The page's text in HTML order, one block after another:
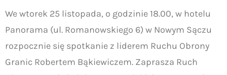
We wtorek 25 listopada, o godzinie 18.00, w hotelu
Panorama (ul. Romanowskiego 6) w Nowym Sączu
rozpocznie się spotkanie z liderem Ruchu Obrony
Granic Robertem Bąkiewiczem. Zaprasza Ruch